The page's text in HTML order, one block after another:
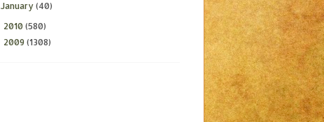
January (40)
2010 (580)
2009 (1308)